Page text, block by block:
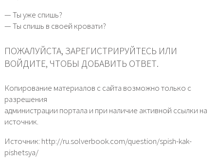
— Ты уже спишь?
— Ты спишь в своей кровати?
ПОЖАЛУЙСТА, ЗАРЕГИСТРИРУЙТЕСЬ ИЛИ
ВОЙДИТЕ, ЧТОБЫ ДОБАВИТЬ ОТВЕТ.
Копирование материалов с сайта возможно только с
разрешения
администрации портала и при наличие активной ссылки на
источник.
Источник: http://ru.solverbook.com/question/spish-kak-
pishetsya/